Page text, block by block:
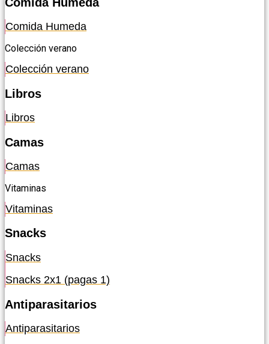
Comida Humeda
Colección verano
Colección verano
Libros
Libros
Camas
Camas
Vitaminas
Vitaminas
Snacks
Snacks
Snacks 2x1 (pagas 1)
Antiparasitarios
Antiparasitarios